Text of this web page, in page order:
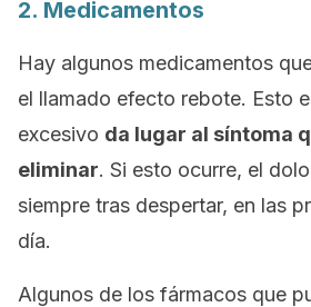
2. Medicamentos
Hay algunos medicamentos
el llamado efecto rebote. Esto
excesivo da lugar al síntoma
eliminar. Si esto ocurre, el
siempre tras despertar, en las
día.
Algunos de los fármacos que